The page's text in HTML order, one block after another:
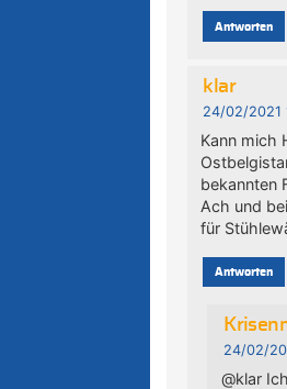
Antworten
klar
24/02/2021
Kann mich
bekannten
Ach und
für
Antworten
24/02/
@klar